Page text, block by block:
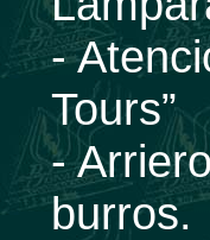
-
Tours”
-
burros.